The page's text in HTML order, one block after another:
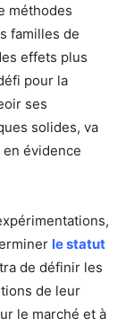
méthodes
familles de
effets plus
pour la
ses
solides, va
évidence
le statut
de définir les
de leur
le marché et à